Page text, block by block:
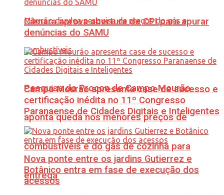
Pesquisa do Procon de Campo Mourão
aponta queda nos menores preços de
combustíveis e do gás de cozinha para
entrega
Câmara aprova abertura de CPI para apurar
denúncias do SAMU
Campo Mourão apresenta case de sucesso e
certificação inédita no 11º Congresso
Paranaense de Cidades Digitais e Inteligentes
Nova ponte entre os jardins Gutierrez e
Botânico entra em fase de execução dos
acessos